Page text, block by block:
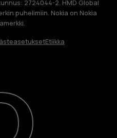
kierrätä
2724044-2. HMD Global
puhelimiin. Nokia on Nokia
Etiikka